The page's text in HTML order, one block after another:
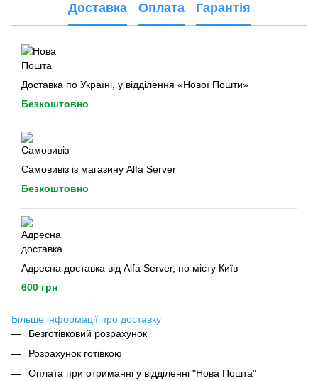
Доставка Оплата Гарантія
Доставка по Україні, у відділення «Нової Пошти»
Безкоштовно
Самовивіз із магазину Alfa Server
Безкоштовно
Адресна доставка від Alfa Server, по місту Київ
600 грн
Більше інформації про доставку
Безготівковий розрахунок
Розрахунок готівкою
Оплата при отриманні у відділенні "Нова Пошта"